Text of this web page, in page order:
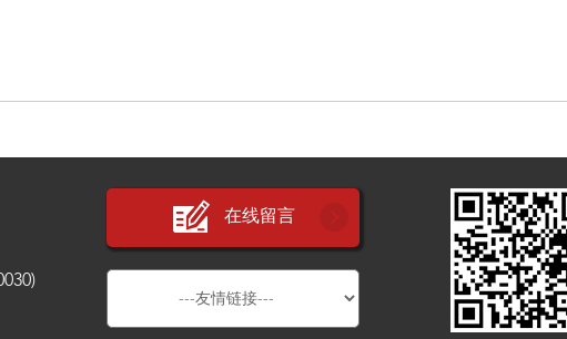
在线留言